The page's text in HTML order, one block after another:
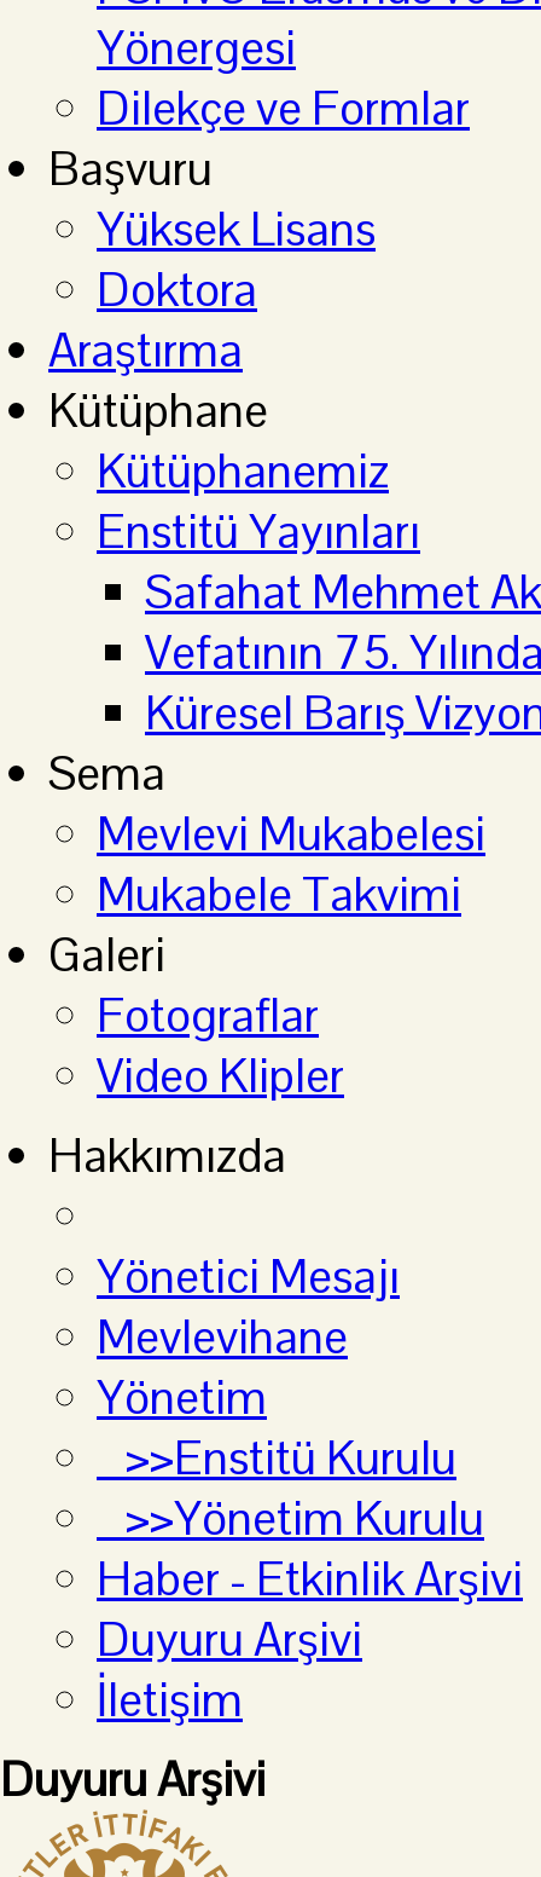
Yönergesi
Dilekçe ve Formlar
Başvuru
Yüksek Lisans
Doktora
Araştırma
Kütüphane
Kütüphanemiz
Enstitü Yayınları
Safahat Mehmet
Vefatının 75.
Küresel Barış
Sema
Mevlevi Mukabelesi
Mukabele Takvimi
Galeri
Fotograflar
Video Klipler
Hakkımızda
Yönetici Mesajı
Mevlevihane
Yönetim
>>Enstitü Kurulu
>>Yönetim Kurulu
Haber - Etkinlik Arşivi
Duyuru Arşivi
İletişim
Duyuru Arşivi